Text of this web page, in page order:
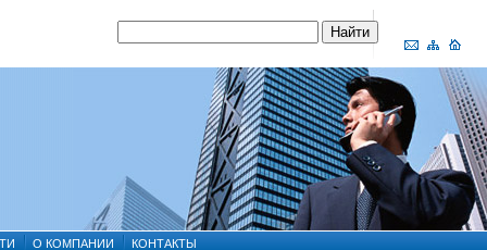
О КОМПАНИИ КОНТАКТЫ